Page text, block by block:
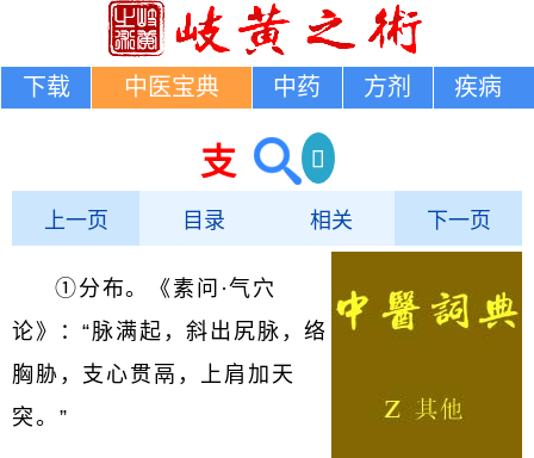
下载 中医宝典 中药 方剂 疾病
支
上一页 目录 相关 下一页
①分布。《素问·气穴
论》：“脉满起，斜出尻脉，络
胸胁，支心贯鬲，上肩加天
突。”